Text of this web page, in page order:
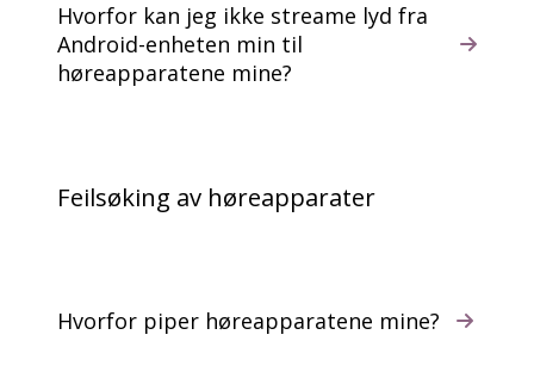
Hvorfor kan jeg ikke streame lyd fra
Android-enheten min til
høreapparatene mine?
Feilsøking av høreapparater
Hvorfor piper høreapparatene mine?